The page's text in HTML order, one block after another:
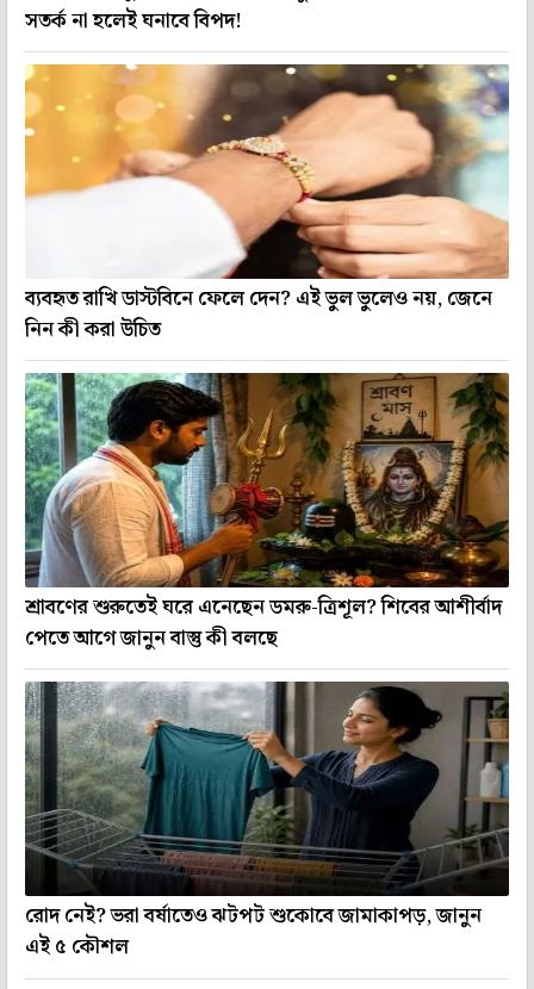
সতর্ক না হলেই ঘনাবে বিপদ!
ব্যবহৃত রাখি ডাস্টবিনে ফেলে দেন? এই ভুল ভুলেও নয়, জেনে
নিন কী করা উচিত
শ্রাবণের শুরুতেই ঘরে এনেছেন ডমরু-ত্রিশূল? শিবের আশীর্বাদ
পেতে আগে জানুন বাস্তু কী বলছে
রোদ নেই? ভরা বর্ষাতেও ঝটপট শুকোবে জামাকাপড়, জানুন
এই ৫ কৌশল